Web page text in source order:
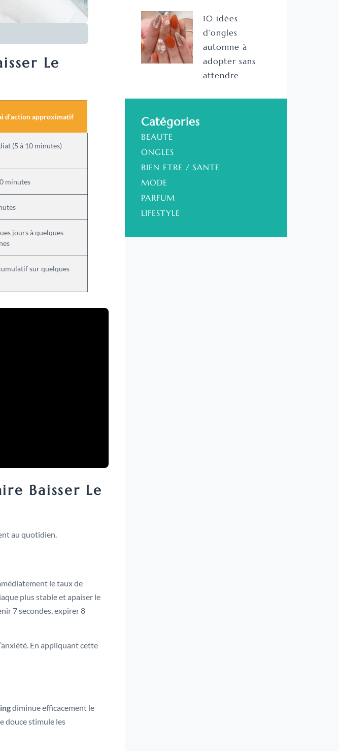
Le
d’action approximatif
(5 à 10 minutes)
minutes
jours à quelques
sur quelques
Baisser Le
au quotidien.
le taux de
plus stable et apaiser le
7 secondes, expirer 8
En appliquant cette
diminue efficacement le
douce stimule les
10 idées
d’ongles
automne à
adopter sans
attendre
Catégories
BEAUTE
ONGLES
BIEN ETRE / SANTE
MODE
PARFUM
LIFESTYLE